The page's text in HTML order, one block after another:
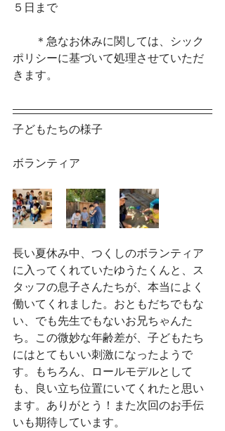
５日まで
＊急なお休みに関しては、シック
ポリシーに基づいて処理させていただ
きます。
子どもたちの様子
ボランティア
長い夏休み中、つくしのボランティア
に入ってくれていたゆうたくんと、ス
タッフの息子さんたちが、本当によく
働いてくれました。おともだちでもな
い、でも先生でもないお兄ちゃんた
ち。この微妙な年齢差が、子どもたち
にはとてもいい刺激になったようで
す。もちろん、ロールモデルとして
も、良い立ち位置にいてくれたと思い
ます。ありがとう！また次回のお手伝
いも期待しています。